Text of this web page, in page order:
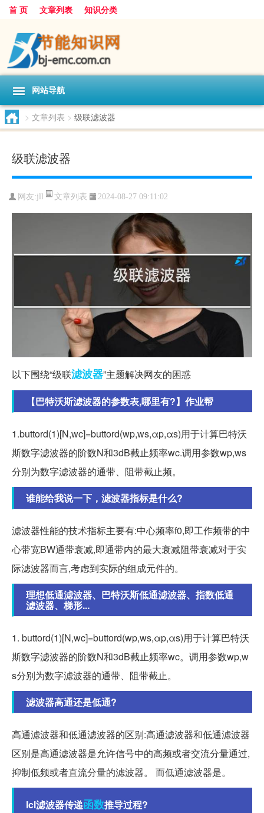
首 页 文章列表 知识分类
网站导航
> 文章列表 > 级联滤波器
级联滤波器
网友:jll 文章列表 2024-08-27 09:11:02
以下围绕“级联滤波器”主题解决网友的困惑
【巴特沃斯滤波器的参数表,哪里有?】作业帮
1.buttord(1)[N,wc]=buttord(wp,ws,αp,αs)用于计算巴特沃
斯数字滤波器的阶数N和3dB截止频率wc.调用参数wp,ws
分别为数字滤波器的通带、阻带截止频。
谁能给我说一下，滤波器指标是什么?
滤波器性能的技术指标主要有:中心频率f0,即工作频带的中
心带宽BW通带衰减,即通带内的最大衰减阻带衰减对于实
际滤波器而言,考虑到实际的组成元件的。
理想低通滤波器、巴特沃斯低通滤波器、指数低通
滤波器、梯形...
1. buttord(1)[N,wc]=buttord(wp,ws,αp,αs)用于计算巴特沃
斯数字滤波器的阶数N和3dB截止频率wc。调用参数wp,w
s分别为数字滤波器的通带、阻带截止。
滤波器高通还是低通?
高通滤波器和低通滤波器的区别:高通滤波器和低通滤波器
区别是高通滤波器是允许信号中的高频或者交流分量通过,
抑制低频或者直流分量的滤波器。 而低通滤波器是。
lcl滤波器传递函数推导过程?